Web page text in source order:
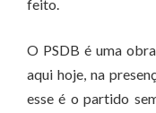
feito.
O PSDB é uma
aqui hoje, na
esse é o partido